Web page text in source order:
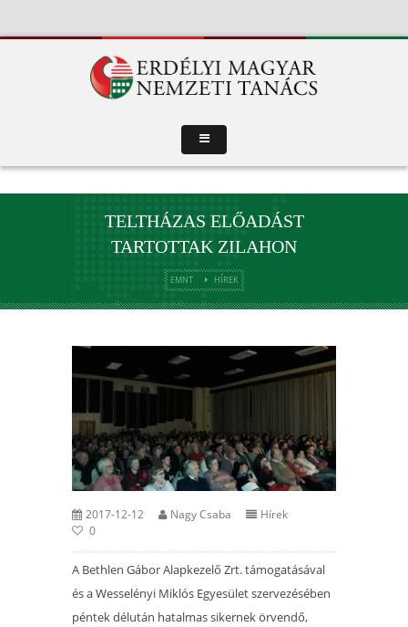
TELTHÁZAS ELŐADÁST
TARTOTTAK ZILAHON
EMNT HÍREK
2017-12-12 Nagy Csaba
Hírek
0
A Bethlen Gábor Alapkezelő Zrt. támogatásával
és a Wesselényi Miklós Egyesület szervezésében
péntek délután hatalmas sikernek örvendő,